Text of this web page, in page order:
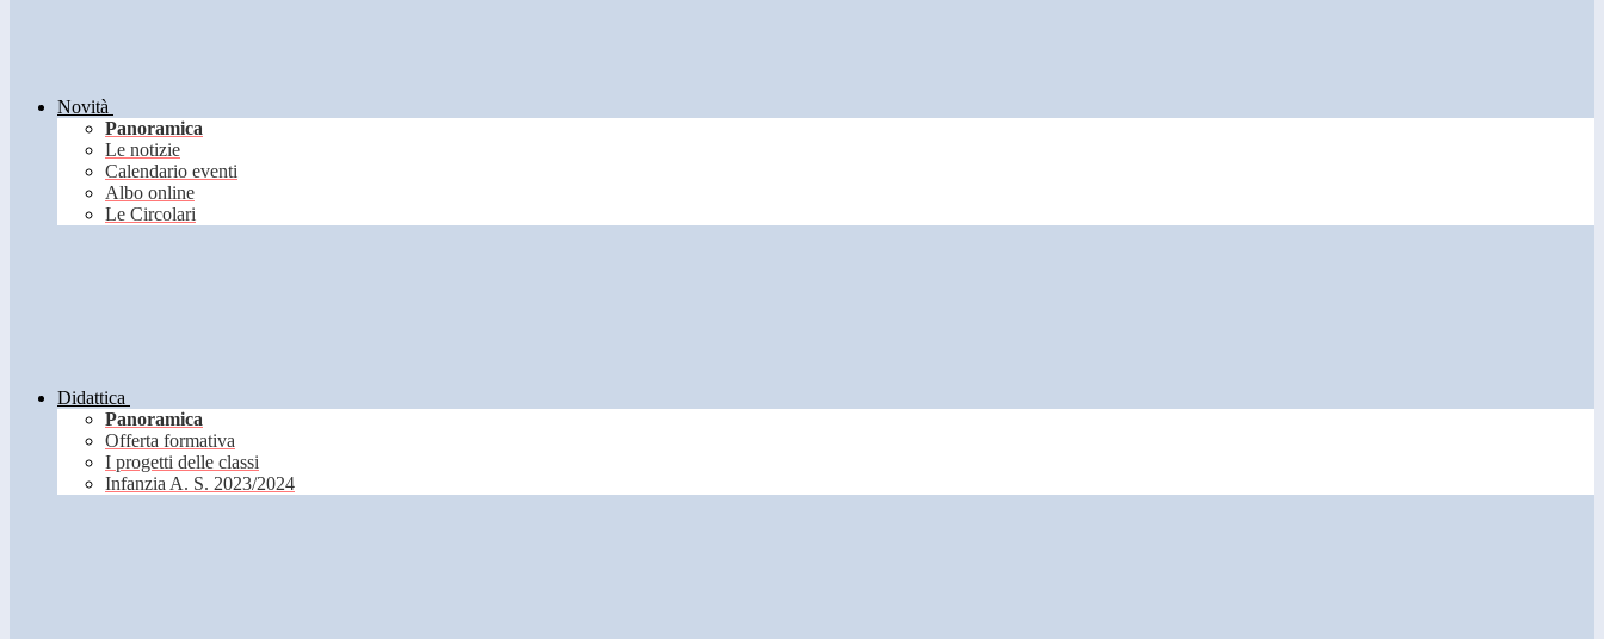
Novità
Panoramica
Le notizie
Calendario eventi
Albo online
Le Circolari
Didattica
Panoramica
Offerta formativa
I progetti delle classi
Infanzia A. S. 2023/2024